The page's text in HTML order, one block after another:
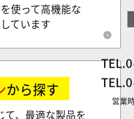
TEL.
TEL.
営業
使って高機能な
ています
から探す
て、最適な製品を